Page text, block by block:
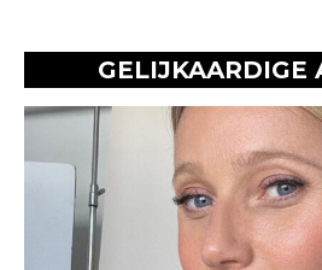
GELIJKAARDIGE